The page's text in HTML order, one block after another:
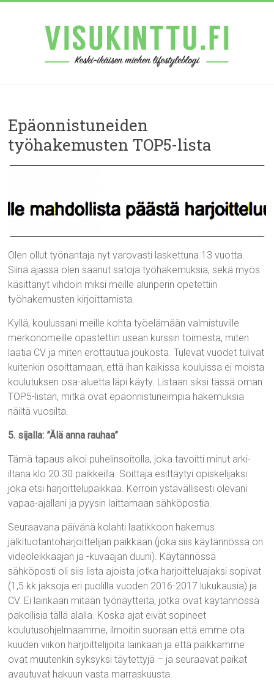
Epäonnistuneiden
työhakemusten TOP5-lista
Olen ollut työnantaja nyt varovasti laskettuna 13 vuotta.
Siinä ajassa olen saanut satoja työhakemuksia, sekä myös
käsittänyt vihdoin miksi meille alunperin opetettiin
työhakemusten kirjoittamista.
Kyllä, koulussani meille kohta työelämään valmistuville
merkonomeille opastettiin usean kurssin toimesta, miten
laatia CV ja miten erottautua joukosta. Tulevat vuodet tulivat
kuitenkin osoittamaan, että ihan kaikissa kouluissa ei moista
koulutuksen osa-aluetta läpi käyty. Listaan siksi tässä oman
TOP5-listan, mitkä ovat epäonnistuneimpia hakemuksia
näiltä vuosilta.
5. sijalla: ”Älä anna rauhaa”
Tämä tapaus alkoi puhelinsoitolla, joka tavoitti minut arki-
iltana klo 20.30 paikkeilla. Soittaja esittäytyi opiskelijaksi
joka etsi harjoittelupaikkaa. Kerroin ystävällisesti olevani
vapaa-ajallani ja pyysin laittamaan sähköpostia.
Seuraavana päivänä kolahti laatikkoon hakemus
jälkituotantoharjoittelijan paikkaan (joka siis käytännössä on
videoleikkaajan ja -kuvaajan duuni). Käytännössä
sähköposti oli siis lista ajoista jotka harjoitteluajaksi sopivat
(1,5 kk jaksoja eri puolilla vuoden 2016-2017 lukukausia) ja
CV. Ei lainkaan mitään työnäytteitä, jotka ovat käytännössä
pakollisia tällä alalla. Koska ajat eivät sopineet
koulutusohjelmaamme, ilmoitin suoraan että emme ota
kuuden viikon harjoittelijoita lainkaan ja että paikkamme
ovat muutenkin syksyksi täytettyjä – ja seuraavat paikat
avautuvat hakuun vasta marraskuusta.